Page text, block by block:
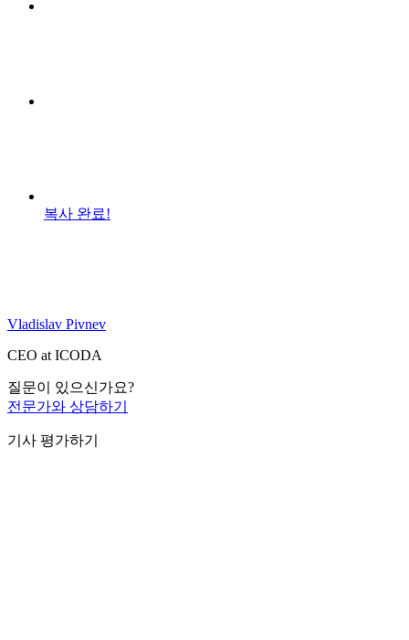
복사 완료!
Vladislav Pivnev
CEO at ICODA
질문이 있으신가요?
전문가와 상담하기
기사 평가하기